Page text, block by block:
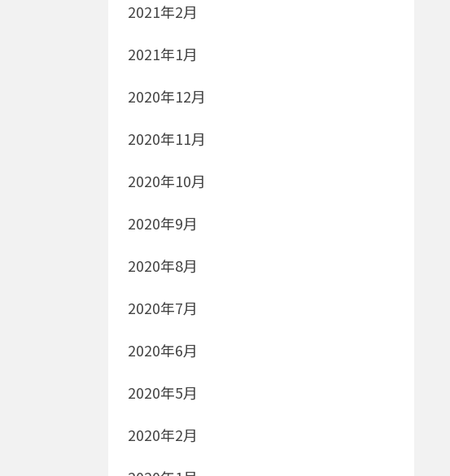
2021年2月
2021年1月
2020年12月
2020年11月
2020年10月
2020年9月
2020年8月
2020年7月
2020年6月
2020年5月
2020年2月